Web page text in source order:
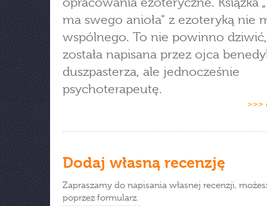
ma swego anioła" z ezoteryką nie
wspólnego. To nie powinno
została napisana przez ojca
duszpasterza, ale jednocześnie
psychoterapeutę.
>>>
Dodaj własną recenzję
Zapraszamy do napisania własnej recenzji,
poprzez formularz.